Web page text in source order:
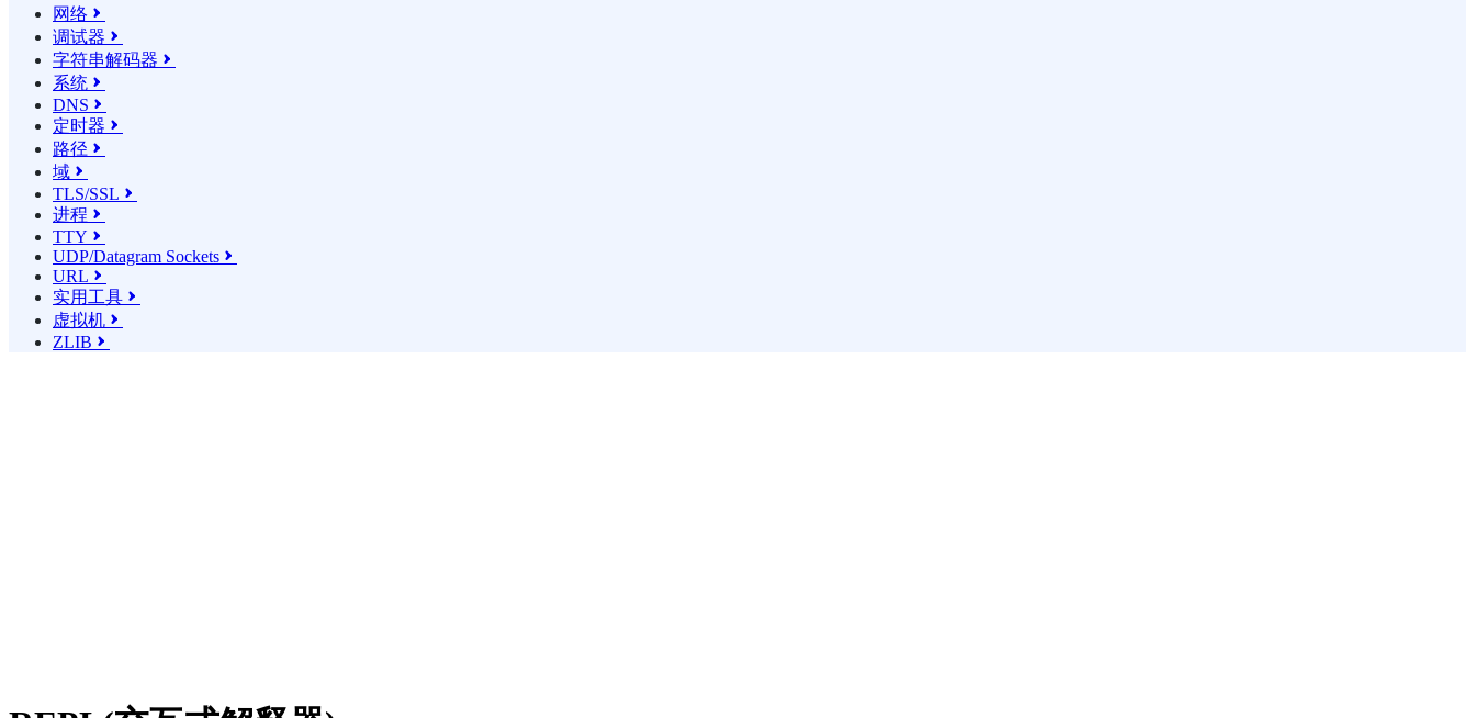
网络 
调试器 
字符串解码器 
系统 
DNS 
定时器 
路径 
域 
TLS/SSL 
进程 
TTY 
UDP/Datagram Sockets 
URL 
实用工具 
虚拟机 
ZLIB 